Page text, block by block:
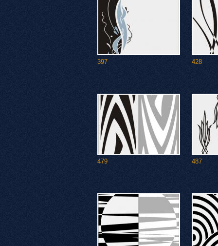
397 428
479 487